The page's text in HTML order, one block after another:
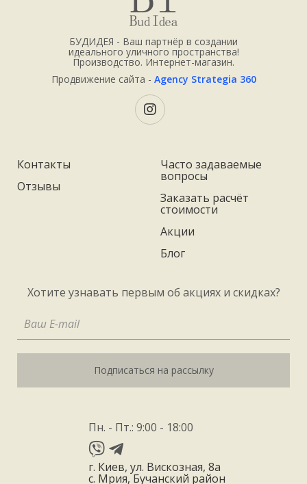
БУДИДЕЯ - Ваш партнёр в создании
идеального уличного пространства!
Производство. Интернет-магазин.
Продвижение сайта - Agency Strategia 360
Контакты
Отзывы
Часто задаваемые
вопросы
Заказать расчёт
стоимости
Акции
Блог
Хотите узнавать первым об акциях и скидках?
Подписаться на рассылку
Пн. - Пт.: 9:00 - 18:00
г. Киев, ул. Вискозная, 8а
с. Мрия, Бучанский район